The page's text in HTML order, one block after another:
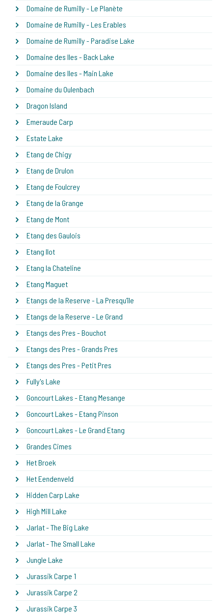
Domaine de Rumilly - Le Planète
Domaine de Rumilly - Les Erables
Domaine de Rumilly - Paradise Lake
Domaine des Iles - Back Lake
Domaine des Iles - Main Lake
Domaine du Oulenbach
Dragon Island
Emeraude Carp
Estate Lake
Etang de Chigy
Etang de Drulon
Etang de Foulcrey
Etang de la Grange
Etang de Mont
Etang des Gaulois
Etang Ilot
Etang la Chateline
Etang Maguet
Etangs de la Reserve - La Presqu'île
Etangs de la Reserve - Le Grand
Etangs des Pres - Bouchot
Etangs des Pres - Grands Pres
Etangs des Pres - Petit Pres
Fully's Lake
Goncourt Lakes - Etang Mesange
Goncourt Lakes - Etang Pinson
Goncourt Lakes - Le Grand Etang
Grandes Cimes
Het Broek
Het Eendenveld
Hidden Carp Lake
High Mill Lake
Jarlat - The Big Lake
Jarlat - The Small Lake
Jungle Lake
Jurassik Carpe 1
Jurassik Carpe 2
Jurassik Carpe 3